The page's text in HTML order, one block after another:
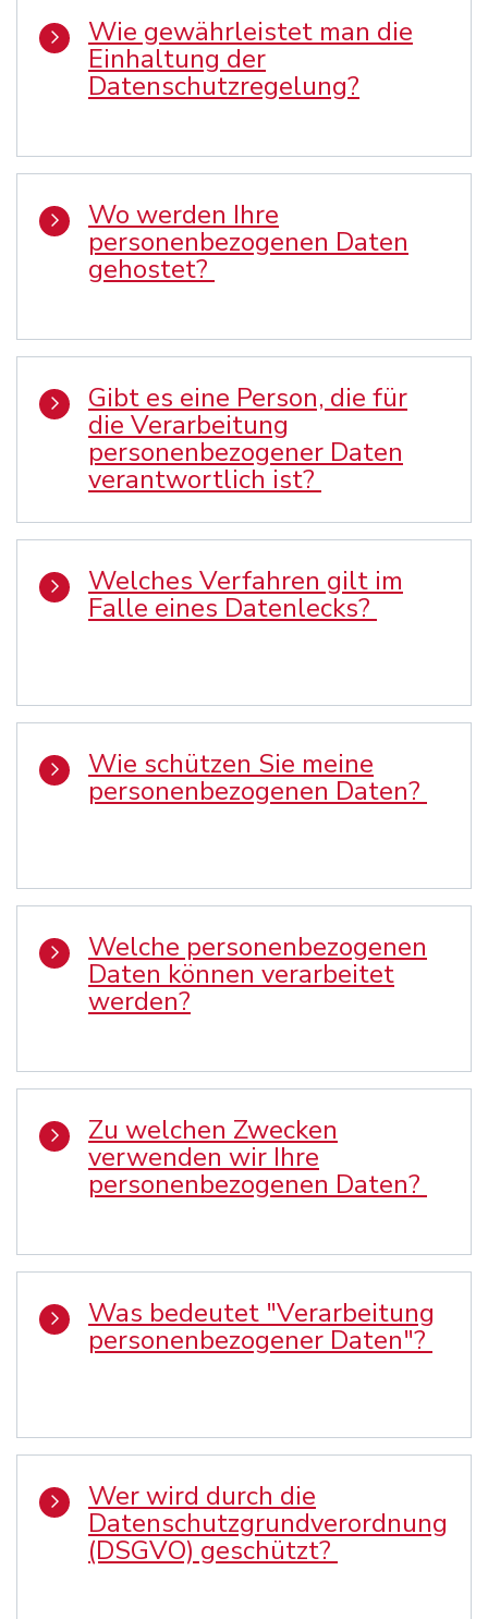
Wie gewährleistet man die
Einhaltung der
Datenschutzregelung?
Wo werden Ihre
personenbezogenen Daten
gehostet?
Gibt es eine Person, die für
die Verarbeitung
personenbezogener Daten
verantwortlich ist?
Welches Verfahren gilt im
Falle eines Datenlecks?
Wie schützen Sie meine
personenbezogenen Daten?
Welche personenbezogenen
Daten können verarbeitet
werden?
Zu welchen Zwecken
verwenden wir Ihre
personenbezogenen Daten?
Was bedeutet "Verarbeitung
personenbezogener Daten"?
Wer wird durch die
Datenschutzgrundverordnung
(DSGVO) geschützt?